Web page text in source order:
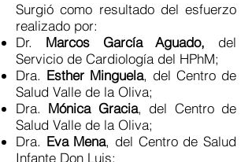
Surgió como resultado del esfuerzo
realizado por:
Dr. Marcos García Aguado, del
Servicio de Cardiología del HPhM;
Dra. Esther Minguela, del Centro de
Salud Valle de la Oliva;
Dra. Mónica Gracia, del Centro de
Salud Valle de la Oliva;
Dra. Eva Mena, del Centro de Salud
Infante Don Luis;